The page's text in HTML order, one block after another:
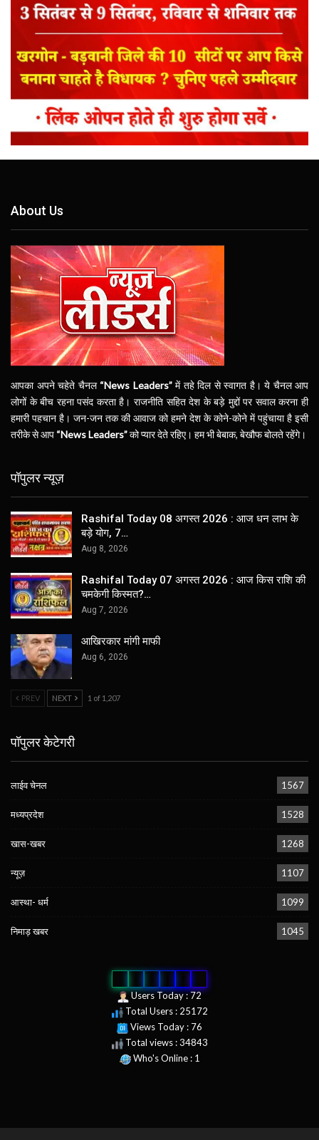
About Us
आपका अपने चहेते चैनल “News Leaders”में तहे दिल से स्वागत है। ये चैनल आप
लोगों के बीच रहना पसंद करता है। राजनीति सहित देश के बड़े मुद्दों पर सवाल करना ही
हमारी पहचान है। जन-जन तक की आवाज को हमने देश के कोने-कोने में पहुंचाया है इसी
तरीके से आप “News Leaders”को प्यार देते रहिए। हम भी बेबाक, बेखौफ बोलते रहेंगे।
पॉपुलर न्यूज़
Rashifal Today 08 अगस्त 2026 : आज धन लाभ के
बड़े योग, 7…
Aug 8, 2026
Rashifal Today 07 अगस्त 2026 : आज किस राशि की
चमकेगी किस्मत?…
Aug 7, 2026
आखिरकार मांगी माफी
Aug 6, 2026
PREV NEXT 1 of 1,207
पॉपुलर केटेगरी
लाईव चेनल 1567
मध्यप्रदेश 1528
खास-खबर 1268
न्यूज़ 1107
आस्था- धर्म 1099
निमाड़ खबर 1045
Users Today : 72
Total Users : 25172
Views Today : 76
Total views : 34843
Who's Online : 1